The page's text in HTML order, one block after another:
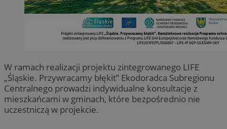
W ramach realizacji projektu zintegrowanego LIFE
„Śląskie. Przywracamy błękit” Ekodoradca Subregionu
Centralnego prowadzi indywidualne konsultacje z
mieszkańcami w gminach, które bezpośrednio nie
uczestniczą w projekcie.